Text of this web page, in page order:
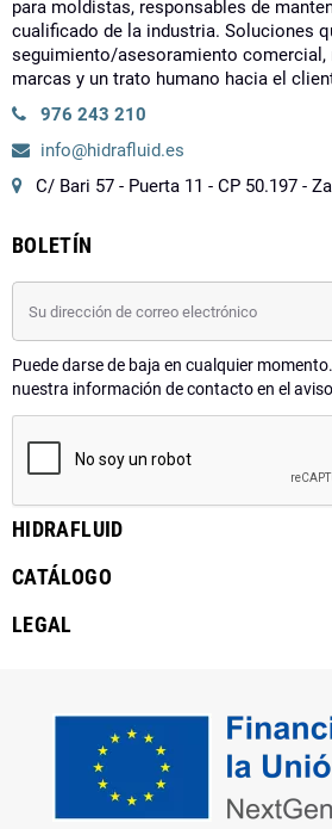
para moldistas, responsables de
cualificado de la industria. Soluciones
seguimiento/asesoramiento comercial,
marcas y un trato humano hacia el
976 243 210
info@hidrafluid.es
C/ Bari 57 - Puerta 11 - CP 50.197 -
BOLETÍN
Puede darse de baja en cualquier
nuestra información de contacto en el
HIDRAFLUID
CATÁLOGO
LEGAL